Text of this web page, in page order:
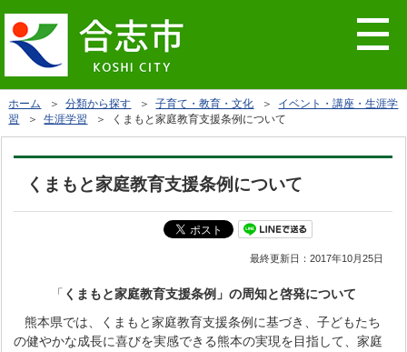
ホーム ＞分類から探す ＞子育て・教育・文化 ＞ イベント・講座・生涯学
習
＞生涯学習 ＞ くまもと家庭教育支援条例について
くまもと家庭教育支援条例について
最終更新日：2017年10月25日
「 くまもと家庭教育支援条例」の周知と啓発について
熊本県では、くまもと家庭教育支援条例に基づき、子どもたち
の健やかな成長に喜びを実感できる熊本の実現を目指して、家庭